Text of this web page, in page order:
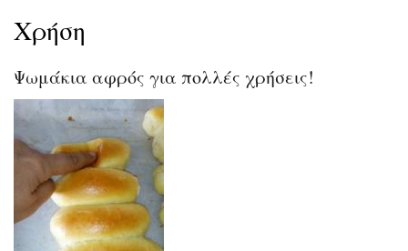
Χρήση
Ψωμάκια αφρός για πολλές χρήσεις!